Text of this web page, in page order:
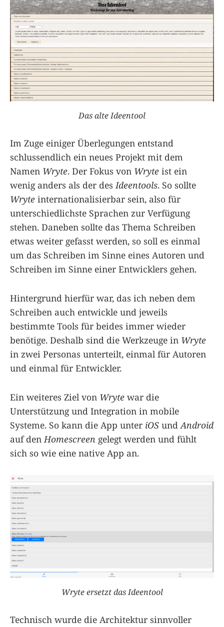
Das alte Ideentool
Im Zuge einiger Überlegungen entstand
schlussendlich ein neues Projekt mit dem
Namen Wryte. Der Fokus von Wryte ist ein
wenig anders als der desIdeentools. So sollte
Wryte internationalisierbar sein, also für
unterschiedlichste Sprachen zur Verfügung
stehen. Daneben sollte das Thema Schreiben
etwas weiter gefasst werden, so soll es einmal
um das Schreiben im Sinne eines Autoren und
Schreiben im Sinne einer Entwicklers gehen.
Hintergrund hierfür war, das ich neben dem
Schreiben auch entwickle und jeweils
bestimmte Tools für beides immer wieder
benötige. Deshalb sind die Werkzeuge in Wryte
in zwei Personas unterteilt, einmal für Autoren
und einmal für Entwickler.
Ein weiteres Ziel von Wryte war die
Unterstützung und Integration in mobile
Systeme. So kann die App unter iOS undAndroid
auf denHomescreen gelegt werden und fühlt
sich so wie eine native App an.
Wryte ersetzt das Ideentool
Technisch wurde die Architektur sinnvoller